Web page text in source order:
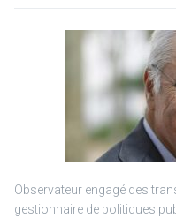
Observateur engagé des
gestionnaire de politiques